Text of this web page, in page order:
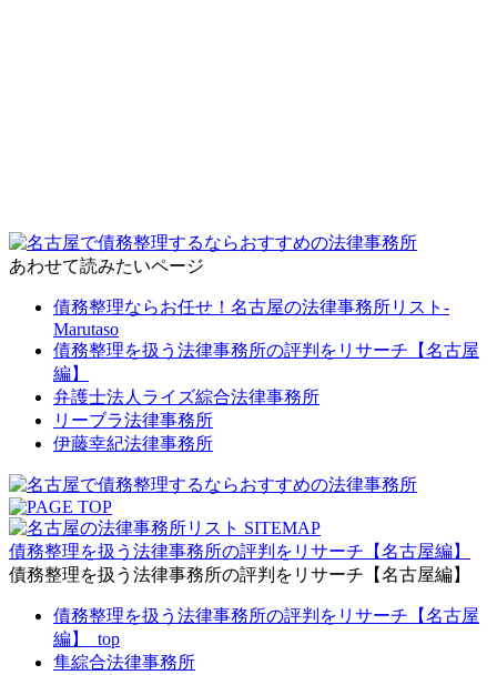
あわせて読みたいページ
債務整理ならお任せ！名古屋の法律事務所リスト‐
Marutaso
債務整理を扱う法律事務所の評判をリサーチ【名古屋
編】
弁護士法人ライズ綜合法律事務所
リーブラ法律事務所
伊藤幸紀法律事務所
債務整理を扱う法律事務所の評判をリサーチ【名古屋編】
債務整理を扱う法律事務所の評判をリサーチ【名古屋編】
債務整理を扱う法律事務所の評判をリサーチ【名古屋
編】_top
隼綜合法律事務所